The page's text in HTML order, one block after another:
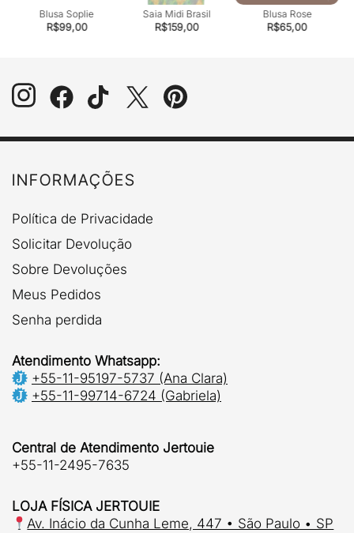
Blusa Soplie
R$99,00
Saia Midi Brasil
R$159,00
Blusa Rose
R$65,00
INFORMAÇÕES
Política de Privacidade
Solicitar Devolução
Sobre Devoluções
Meus Pedidos
Senha perdida
Atendimento Whatsapp:
+55-11-95197-5737 (Ana Clara)
+55-11-99714-6724 (Gabriela)
Central de Atendimento Jertouie
+55-11-2495-7635
LOJA FÍSICA JERTOUIE
Av. Inácio da Cunha Leme, 447 • São Paulo • SP